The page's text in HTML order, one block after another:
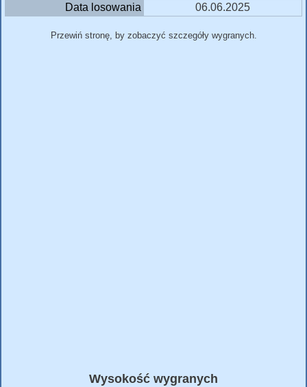
Data losowania
06.06.2025
Przewiń stronę, by zobaczyć szczegóły wygranych.
Wysokość wygranych